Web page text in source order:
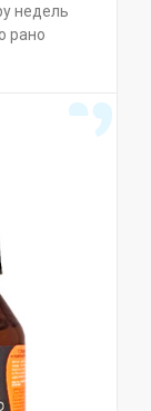
недель
рано